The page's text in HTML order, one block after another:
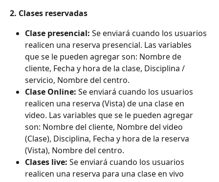
2. Clases reservadas
Clase presencial: Se enviará cuando los usuarios
realicen una reserva presencial. Las variables
que se le pueden agregar son: Nombre de
cliente, Fecha y hora de la clase, Disciplina /
servicio, Nombre del centro.
Clase Online: Se enviará cuando los usuarios
realicen una reserva (Vista) de una clase en
video. Las variables que se le pueden agregar
son: Nombre del cliente, Nombre del video
(Clase), Disciplina, Fecha y hora de la reserva
(Vista), Nombre del centro.
Clases live: Se enviará cuando los usuarios
realicen una reserva para una clase en vivo